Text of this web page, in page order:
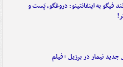
فیگو به اینفانتینو: دروغگو، پَست‌ و
نیمار در برزیل +فیلم